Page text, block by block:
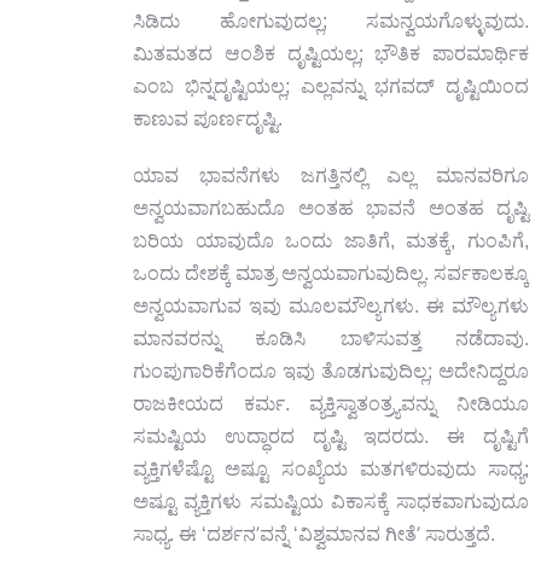
ಸಿಡಿದು ಹೋಗುವುದಲ್ಲ; ಸಮನ್ವಯಗೊಳ್ಳುವುದು.
ಮಿತಮತದ ಆಂಶಿಕ ದೃಷ್ಟಿಯಲ್ಲ; ಭೌತಿಕ ಪಾರಮಾರ್ಥಿಕ
ಎಂಬ ಭಿನ್ನದೃಷ್ಟಿಯಲ್ಲ; ಎಲ್ಲವನ್ನು ಭಗವದ್ ದೃಷ್ಟಿಯಿಂದ
ಕಾಣುವ ಪೂರ್ಣದೃಷ್ಟಿ.
ಯಾವ ಭಾವನೆಗಳು ಜಗತ್ತಿನಲ್ಲಿ ಎಲ್ಲ ಮಾನವರಿಗೂ
ಅನ್ವಯವಾಗಬಹುದೊ ಅಂತಹ ಭಾವನೆ ಅಂತಹ ದೃಷ್ಟಿ
ಬರಿಯ ಯಾವುದೊ ಒಂದು ಜಾತಿಗೆ, ಮತಕ್ಕೆ, ಗುಂಪಿಗೆ,
ಒಂದು ದೇಶಕ್ಕೆ ಮಾತ್ರ ಅನ್ವಯವಾಗುವುದಿಲ್ಲ. ಸರ್ವಕಾಲಕ್ಕೂ
ಅನ್ವಯವಾಗುವ ಇವು ಮೂಲಮೌಲ್ಯಗಳು. ಈ ಮೌಲ್ಯಗಳು
ಮಾನವರನ್ನು ಕೂಡಿಸಿ ಬಾಳಿಸುವತ್ತ ನಡೆದಾವು.
ಗುಂಪುಗಾರಿಕೆಗೆಂದೂ ಇವು ತೊಡಗುವುದಿಲ್ಲ; ಅದೇನಿದ್ದರೂ
ರಾಜಕೀಯದ ಕರ್ಮ. ವ್ಯಕ್ತಿಸ್ವಾತಂತ್ರ್ಯವನ್ನು ನೀಡಿಯೂ
ಸಮಷ್ಟಿಯ ಉದ್ಧಾರದ ದೃಷ್ಟಿ ಇದರದು. ಈ ದೃಷ್ಟಿಗೆ
ವ್ಯಕ್ತಿಗಳೆಷ್ಟೊ ಅಷ್ಟೂ ಸಂಖ್ಯೆಯ ಮತಗಳಿರುವುದು ಸಾಧ್ಯ;
ಅಷ್ಟೂ ವ್ಯಕ್ತಿಗಳು ಸಮಷ್ಟಿಯ ವಿಕಾಸಕ್ಕೆ ಸಾಧಕವಾಗುವುದೂ
ಸಾಧ್ಯ. ಈ ‘ದರ್ಶನ’ವನ್ನೆ ‘ವಿಶ್ವಮಾನವ ಗೀತೆ’ ಸಾರುತ್ತದೆ.